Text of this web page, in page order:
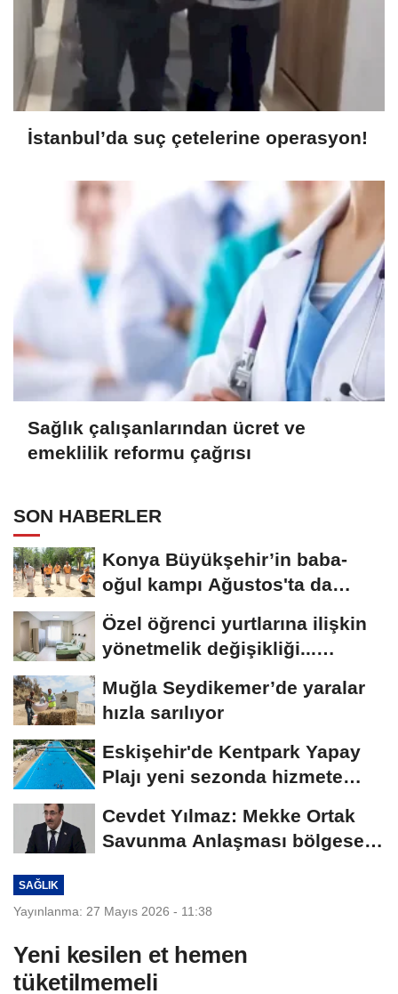
İstanbul’da suç çetelerine operasyon!
Sağlık çalışanlarından ücret ve
emeklilik reformu çağrısı
SON HABERLER
Konya Büyükşehir’in baba-
oğul kampı Ağustos'ta da
Özel öğrenci yurtlarına ilişkin
yönetmelik değişikliği...
Muğla Seydikemer’de yaralar
hızla sarılıyor
Eskişehir'de Kentpark Yapay
Plajı yeni sezonda hizmete
Cevdet Yılmaz: Mekke Ortak
Savunma Anlaşması bölgesel
SAĞLIK
Yayınlanma: 27 Mayıs 2026 - 11:38
Yeni kesilen et hemen
tüketilmemeli